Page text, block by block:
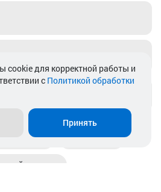
выдачи Магазины
расчет
cookie для корректной работы и
с Политикой обработки
Принять